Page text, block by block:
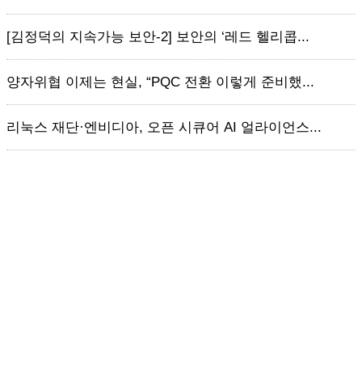
[김정덕의 지속가능 보안-2] 보안의 ‘레드 헬리콥...
양자위협 이제는 현실, “PQC 전환 이렇게 준비했...
리눅스 재단·엔비디아, 오픈 시큐어 AI 얼라이언스...